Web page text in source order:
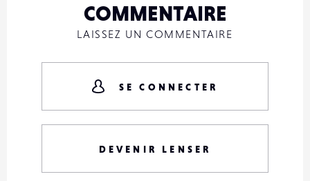
COMMENTAIRE
LAISSEZ UN COMMENTAIRE
SE CONNECTER
DEVENIR LENSER